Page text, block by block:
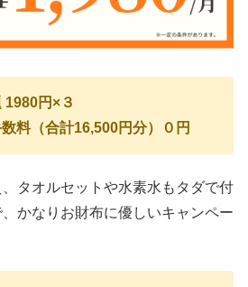
1980円×３
料（合計16,500円分）０円
タオルセットや水素水もタダで付
かなりお財布に優しいキャンペー